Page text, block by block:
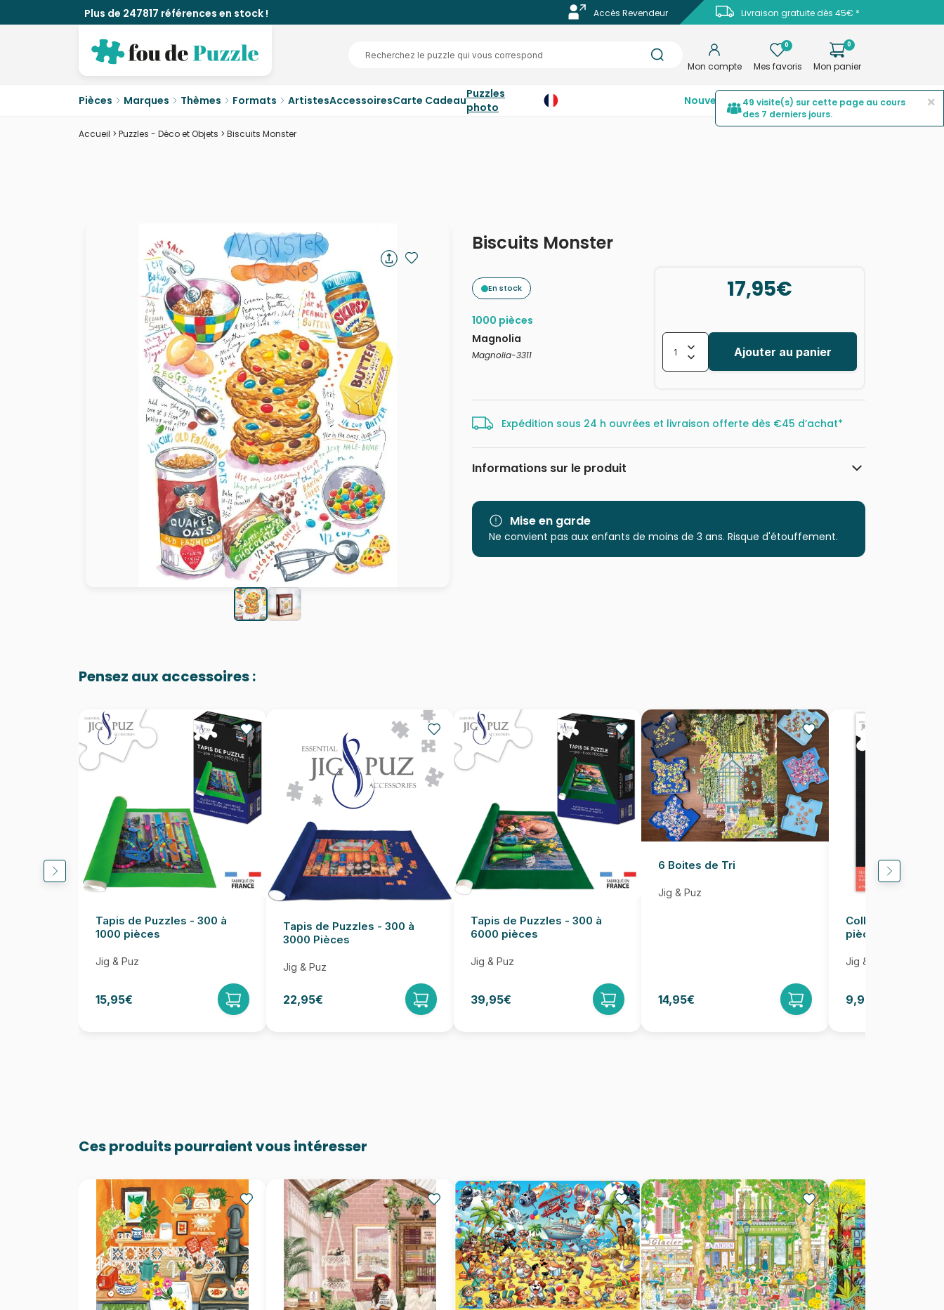
Plus de 247817 références en stock ! Livraison gratuite dès 45€ *
Accès Revendeur
Mon compte
0
Mes favoris
0
Mon panier
Pièces Marques Thèmes Formats ArtistesAccessoiresCarte CadeauPuzzles
photo
NouveautésTop ventesPromotions
Accueil > Puzzles - Déco et Objets > Biscuits Monster
Biscuits Monster
En stock
1000 pièces
Magnolia
Magnolia-3311
17,95€
Ajouter au panier
Expédition sous 24 h ouvrées et livraison offerte dès €45 d’achat*
Informations sur le produit
Catégorie
Age
Puzzle pour Adultes (500 à 48.000
pièces)
Mise en garde
Ne convient pas aux enfants de moins de 3 ans. Risque d'étouffement.
Pensez aux accessoires :
Tapis de Puzzles - 300 à
1000 pièces
Jig & Puz
15,95€
Tapis de Puzzles - 300 à
3000 Pièces
Jig & Puz
22,95€
Tapis de Puzzles - 300 à
6000 pièces
Jig & Puz
39,95€
6 Boites de Tri
Jig & Puz
14,95€
Colle pour Puzzle
pièces
Jig & Puz
9,95€
Ces produits pourraient vous intéresser
×
49 visite(s) sur cette page au cours
des 7 derniers jours.